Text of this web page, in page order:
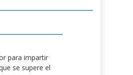
para impartir
se supere el